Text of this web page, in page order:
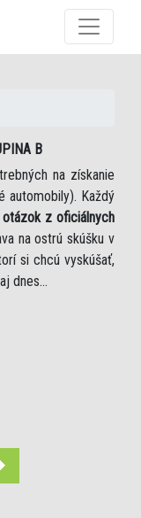
B
na získanie
automobily). Každý
otázok z oficiálnych
na ostrú skúšku v
si chcú vyskúšať,
dnes...